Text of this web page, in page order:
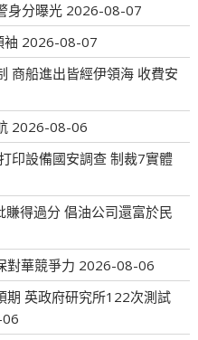
身分曝光 2026-08-07
袖 2026-08-07
商船進出皆經伊領海 收費安
2026-08-06
印設備國安調查 制裁7實體
得過分 倡油公司還富於民
對華競爭力 2026-08-06
期 英政府研究所122次測試